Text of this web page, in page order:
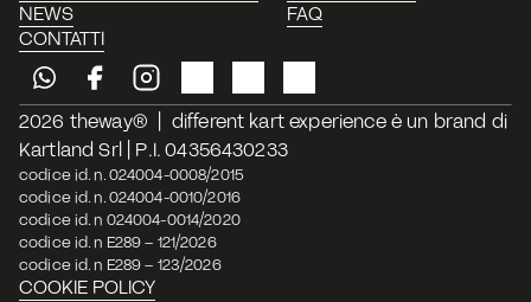
NEWS
CONTATTI
FAQ
2026 theway®  |  different kart experience è un brand di
Kartland Srl | P.I. 04356430233
codice id. n. 024004-0008/2015
codice id. n. 024004-0010/2016
codice id. n 024004-0014/2020
codice id. n E289 – 121/2026
codice id. n E289 – 123/2026
COOKIE POLICY